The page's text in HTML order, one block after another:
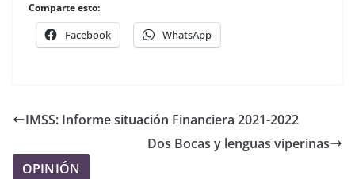
Comparte esto:
Facebook WhatsApp
IMSS: Informe situación Financiera 2021-2022
Dos Bocas y lenguas viperinas
OPINIÓN